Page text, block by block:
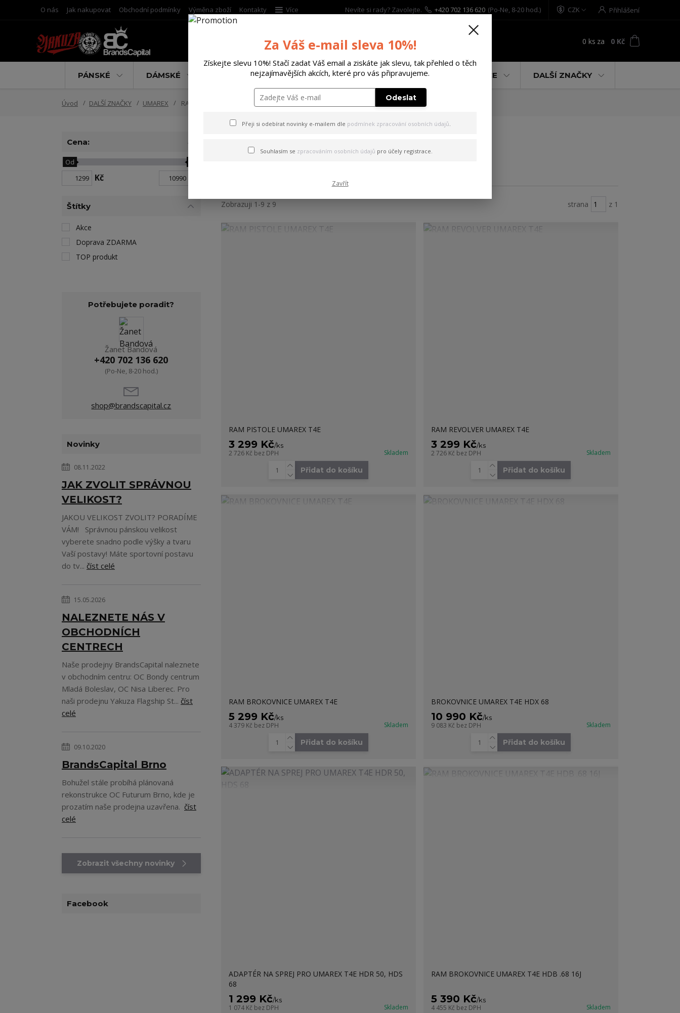
O nás Jak nakupovat Obchodní podmínky Výměna zboží Kontakty Více CZK Přihlášení
Nevíte si rady? Zavolejte. +420 702 136 620 (Po-Ne, 8-20 hod.)
0 ks za 0 Kč
PÁNSKÉ DÁMSKÉ DOPLŇKY DÁRKOVÉ POUKAZY % AKCE DALŠÍ ZNAČKY
Úvod DALŠÍ ZNAČKY UMAREX RAM T4E
Zobrazuji 1-9 z 9 strana z 1
RAM PISTOLE UMAREX T4E
3 299 Kč/ks
2 726 Kč bez DPH Skladem
Přidat do košíku
RAM REVOLVER UMAREX T4E
3 299 Kč/ks
2 726 Kč bez DPH Skladem
Přidat do košíku
RAM BROKOVNICE UMAREX T4E
5 299 Kč/ks
4 379 Kč bez DPH Skladem
Přidat do košíku
BROKOVNICE UMAREX T4E HDX 68
10 990 Kč/ks
9 083 Kč bez DPH Skladem
Přidat do košíku
ADAPTÉR NA SPREJ PRO UMAREX T4E HDR 50, HDS
68
1 299 Kč/ks
1 074 Kč bez DPH Skladem
RAM BROKOVNICE UMAREX T4E HDB .68 16J
5 390 Kč/ks
4 455 Kč bez DPH Skladem
Cena:
Kč
Od
Štítky
Akce
Doprava ZDARMA
TOP produkt
Potřebujete poradit?
Žanet Bandová
+420 702 136 620
(Po-Ne, 8-20 hod.)
shop@brandscapital.cz
Novinky
08.11.2022
JAK ZVOLIT SPRÁVNOU
VELIKOST?
JAKOU VELIKOST ZVOLIT? PORADÍME
VÁM! Správnou pánskou velikost
vyberete snadno podle výšky a tvaru
Vaší postavy! Máte sportovní postavu
do tv... číst celé
15.05.2026
NALEZNETE NÁS V
OBCHODNÍCH
CENTRECH
Naše prodejny BrandsCapital naleznete
v obchodním centru: OC Bondy centrum
Mladá Boleslav, OC Nisa Liberec. Pro
naši prodejnu Yakuza Flagship St... číst
celé
09.10.2020
BrandsCapital Brno
Bohužel stále probíhá plánovaná
rekonstrukce OC Futurum Brno, kde je
prozatím naše prodejna uzavřena. číst
celé
Zobrazit všechny novinky
Facebook
Za Váš e-mail sleva 10%!
Získejte slevu 10%! Stačí zadat Váš email a ziskáte jak slevu, tak přehled o těch
nejzajímavějších akcích, které pro vás připravujeme.
Odeslat
Přeji si odebírat novinky e-mailem dle podmínek zpracování osobních údajů.
Souhlasím se zpracováním osobních údajů pro účely registrace.
Zavřít